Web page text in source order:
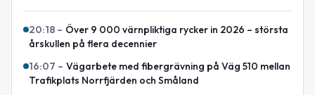
20:18 – Över 9 000 värnpliktiga rycker in 2026 – största
årskullen på flera decennier
16:07 – Vägarbete med fibergrävning på Väg 510 mellan
Trafikplats Norrfjärden och Småland